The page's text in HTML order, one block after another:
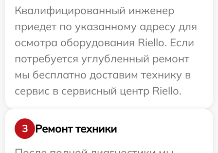
Квалифицированный инженер
приедет по указанному адресу для
осмотра оборудования Riello. Если
потребуется углубленный ремонт
мы бесплатно доставим технику в
сервис в сервисный центр Riello.
3
Ремонт техники